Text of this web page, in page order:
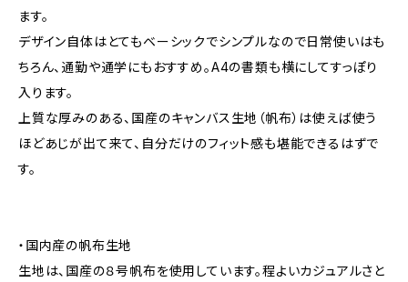
ます。
デザイン自体はとてもベーシックでシンプルなので日常使いはも
ちろん、通勤や通学にもおすすめ。A4の書類も横にしてすっぽり
入ります。
上質な厚みのある、国産のキャンバス生地（帆布）は使えば使う
ほどあじが出て来て、自分だけのフィット感も堪能できるはずで
す。
・国内産の帆布生地
生地は、国産の８号帆布を使用しています。程よいカジュアルさと